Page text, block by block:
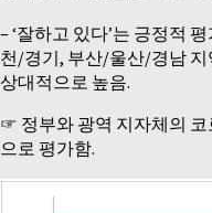
– ‘잘하고 있다’는 긍정적
천/경기, 부산/울산/경남
상대적으로 높음.
☞ 정부와 광역 지자체의
으로 평가함.